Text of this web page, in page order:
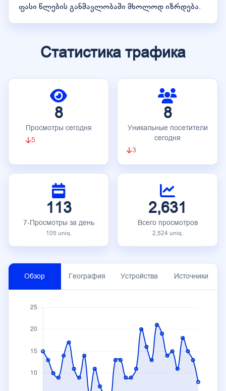
ფასი წლების განმავლობაში მხოლოდ იზრდება.
Статистика трафика
8
Просмотры сегодня
5
8
Уникальные посетители
сегодня
3
113
7-Просмотры за день
105 uniq.
2,631
Всего просмотров
2,524 uniq.
Обзор География Устройства Источники